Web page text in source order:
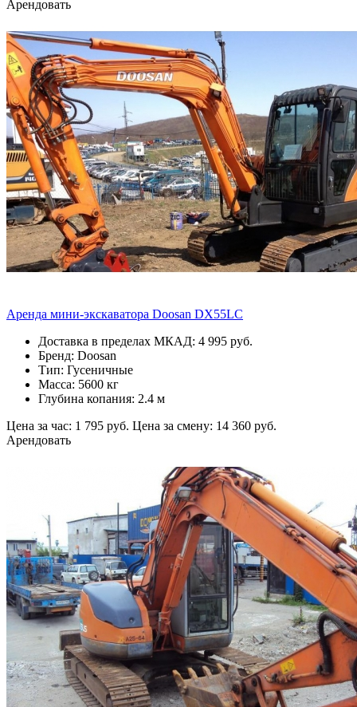
Арендовать
Аренда мини-экскаватора Doosan DX55LC
Доставка в пределах МКАД: 4 995 руб.
Бренд: Doosan
Тип: Гусеничные
Масса: 5600 кг
Глубина копания: 2.4 м
Цена за час: 1 795 руб. Цена за смену: 14 360 руб.
Арендовать